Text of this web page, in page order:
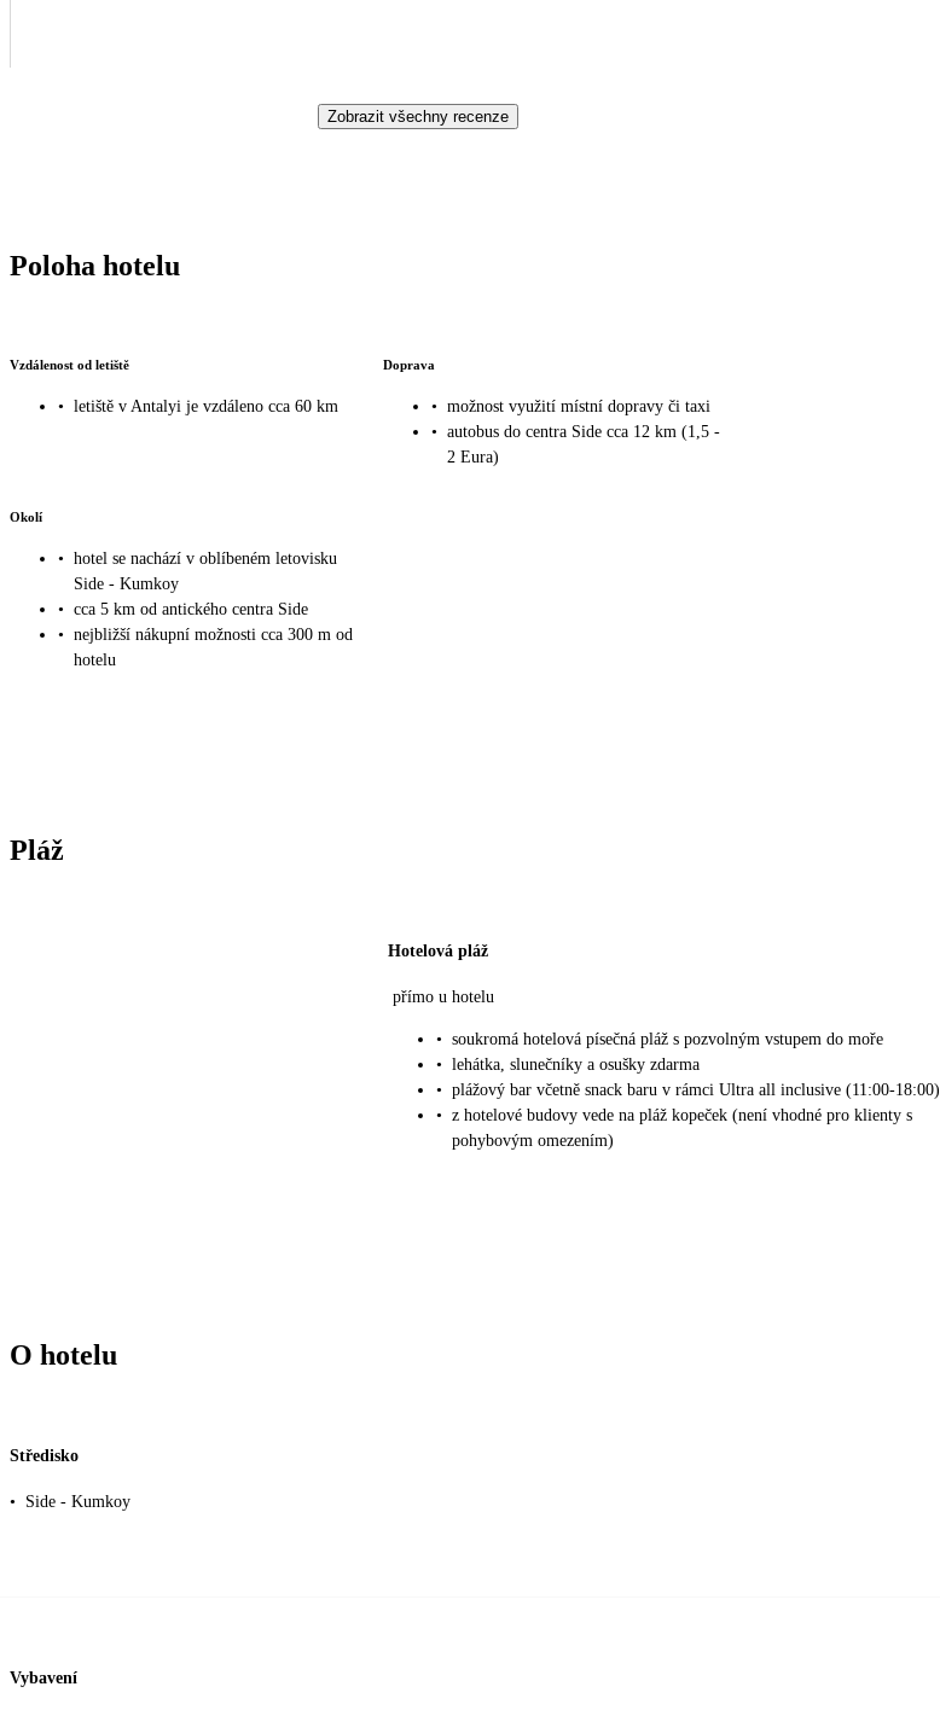
Zobrazit všechny recenze
Poloha hotelu
Vzdálenost od letiště
• letiště v Antalyi je vzdáleno cca 60 km
Doprava
• možnost využití místní dopravy či taxi
• autobus do centra Side cca 12 km (1,5 -
2 Eura)
Okolí
• hotel se nachází v oblíbeném letovisku
Side - Kumkoy
• cca 5 km od antického centra Side
• nejbližší nákupní možnosti cca 300 m od
hotelu
Pláž
Hotelová pláž
přímo u hotelu
• soukromá hotelová písečná pláž s pozvolným vstupem do moře
• lehátka, slunečníky a osušky zdarma
• plážový bar včetně snack baru v rámci Ultra all inclusive (11:00-18:00)
• z hotelové budovy vede na pláž kopeček (není vhodné pro klienty s
pohybovým omezením)
O hotelu
Středisko
• Side - Kumkoy
Vybavení